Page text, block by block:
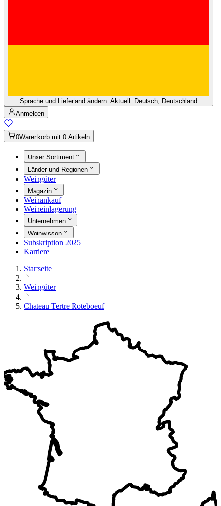
Sprache und Lieferland ändern. Aktuell: Deutsch, Deutschland
Anmelden
0Warenkorb mit 0 Artikeln
Unser Sortiment
Länder und Regionen
Weingüter
Magazin
Weinankauf
Weineinlagerung
Unternehmen
Weinwissen
Subskription 2025
Karriere
Startseite
Weingüter
Chateau Tertre Roteboeuf